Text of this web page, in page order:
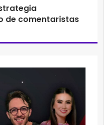
de comentaristas